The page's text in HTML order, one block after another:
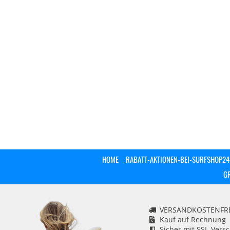
HOME
RABATT-AKTIONEN-BEI-SURFSHOP24
Kauf auf Rechnung